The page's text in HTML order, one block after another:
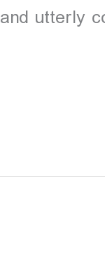
and utterly